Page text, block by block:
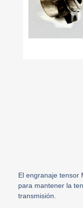
El engranaje tensor
para mantener la
transmisión.